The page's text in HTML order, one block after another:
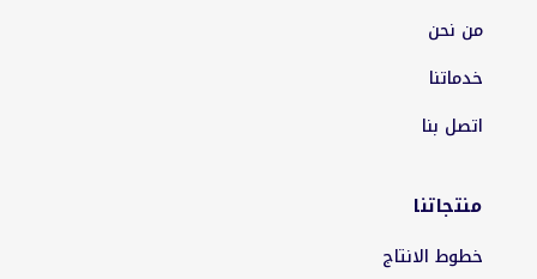
من نحن
خدماتنا
اتصل بنا
منتجاتنا
خطوط الانتاج